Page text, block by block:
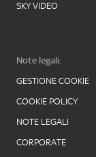
SKY VIDEO
Note legali:
GESTIONE COOKIE
COOKIE POLICY
NOTE LEGALI
CORPORATE